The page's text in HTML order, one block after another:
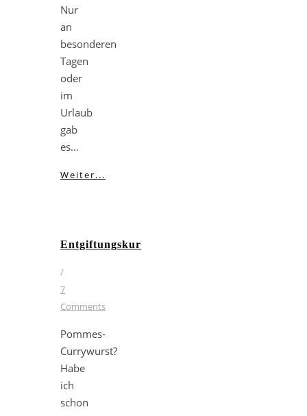
Nur
an
besonderen
Tagen
oder
im
Urlaub
gab
es…
Weiter...
Entgiftungskur
/
7
Comments
Pommes-
Currywurst?
Habe
ich
schon